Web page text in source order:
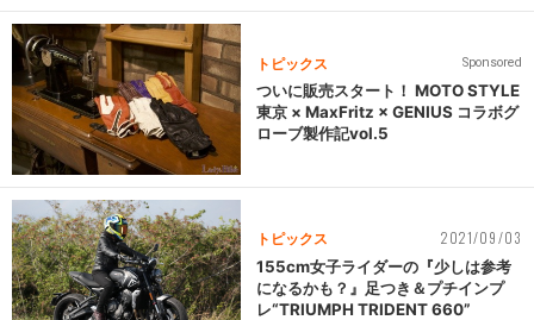
トピックス Sponsored
ついに販売スタート！ MOTO STYLE
東京 × MaxFritz × GENIUS コラボグ
ローブ製作記vol.5
トピックス 2021/09/03
155cm女子ライダーの『少しは参考
になるかも？』足つき＆プチインプ
レ“TRIUMPH TRIDENT 660”